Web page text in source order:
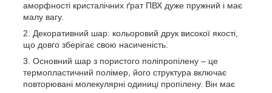
аморфності кристалічних ґрат ПВХ дуже пружний і має
малу вагу.
Декоративний шар: кольоровий друк високої якості,
що довго зберігає свою насиченість.
Основний шар з пористого поліпропілену – це
термопластичний полімер, його структура включає
повторювані молекулярні одиниці пропілену. Він має